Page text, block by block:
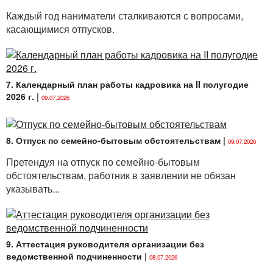
технических нормативных правовых актов, а также
локальных правовых актов, соблюдение которых
входит в трудовые обязанности работающих.
При необходимости в организации можно
разработать и утвердить программу первичного
инструктажа на рабочем месте.
СЛУЖАЩИХ, ОСВОБОЖДАЕМЫХ ОТ
ПЕРВИЧНОГО ИНСТРУКТАЖА НА РАБОЧЕМ
Первичный инструктаж на рабочем месте
и повторный инструктаж по решению нанимателя
по назначению офисное оборудование, не заняты на
работах по монтажу, эксплуатации, наладке,
обслуживанию и ремонту оборудования,
использованию инструмента, хранению
Каждый год наниматели сталкиваются с вопросами,
касающимися отпусков.
7. Календарный план работы кадровика на II полугодие
2026 г. | 09.07.2026
8. Отпуск по семейно-бытовым обстоятельствам | 09.07.2026
Претендуя на отпуск по семейно-бытовым
обстоятельствам, работник в заявлении не обязан
указывать...
9. Аттестация руководителя организации без
ведомственной подчиненности | 08.07.2026